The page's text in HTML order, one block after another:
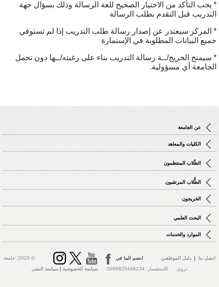
يجب التأكد من الاختيار الصحيح للغة الرسالة وذلك بسؤال جهة
قبل التقدم بطلب الرسالة
المركز سيعتذر عن إصدار رسالة طلب التدريب إذا لم تستوفي
البيانات المطلوبة في الإستمارة
سيمنح الخريج/ــة رسالة التدريب بناء على رغبته/ــها دون تحمل
أي مسؤولية.
عن الجامعة
الكليات والمعاهد
الطّلاب المنتظمون
الطُّلاب المرتقبون
الخريجون
البحث العلمي
الموارد والخدمات
بنا | دليل الموظفين انضم الينا في
© 2026, جامعة
نزوى للاستفسار: 0096825446234
سياسة الخصوصية|سياسة النشر